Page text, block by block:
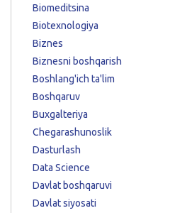
Biomeditsina
Biotexnologiya
Biznes
Biznesni boshqarish
Boshlang'ich ta'lim
Boshqaruv
Buxgalteriya
Chegarashunoslik
Dasturlash
Data Science
Davlat boshqaruvi
Davlat siyosati